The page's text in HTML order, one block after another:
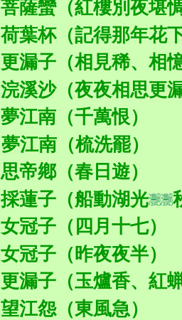
菩薩蠻（紅樓別夜
荷葉杯（記得那年
更漏子（相見稀、
浣溪沙（夜夜相思更
夢江南（千萬恨）
夢江南（梳洗罷
思帝鄕（春日遊）
採蓮子（船動湖光
女冠子（四月十七
女冠子（昨
更漏子（玉爐香、紅
望江怨（東風急）